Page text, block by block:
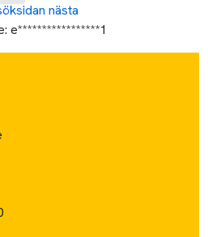
nästa
e*****************1